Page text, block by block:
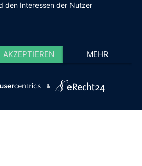
den Interessen der Nutzer
AKZEPTIEREN MEHR
&